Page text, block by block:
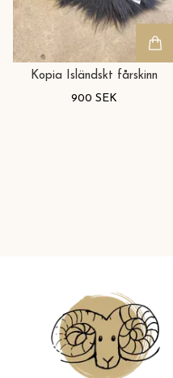
Kopia Isländskt fårskinn
900 SEK